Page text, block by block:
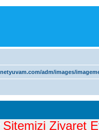
Sitemizi Ziyaret